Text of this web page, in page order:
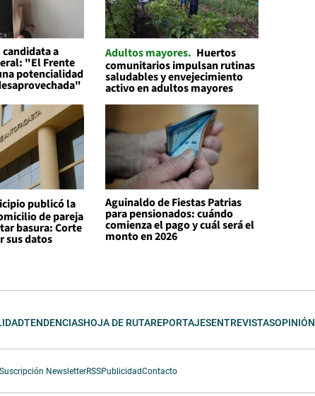
a
"El Frente
potencialidad
Adultos mayores Huertos
comunitarios impulsan rutinas
saludables y envejecimiento
activo en adultos mayores
publicó la
de pareja
basura: Corte
sus datos
Aguinaldo de Fiestas Patrias
para pensionados: cuándo
comienza el pago y cuál será el
monto en 2026
TENDENCIASHOJA DE RUTAREPORTAJESENTREVISTASOPINIÓN
Suscripción NewsletterRSSPublicidadContacto